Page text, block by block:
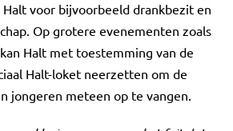
voor bijvoorbeeld drankbezit en
Op grotere evenementen zoals
Halt met toestemming van de
Halt-loket neerzetten om de
jongeren meteen op te vangen.